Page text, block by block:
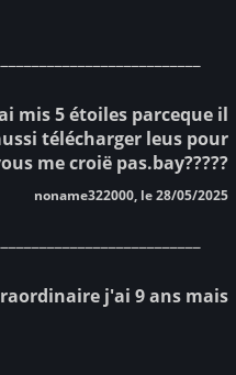
mis 5 étoiles parceque il
télécharger leus pour
me croië pas.bay?????
noname322000, le 28/05/2025
j'ai 9 ans mais